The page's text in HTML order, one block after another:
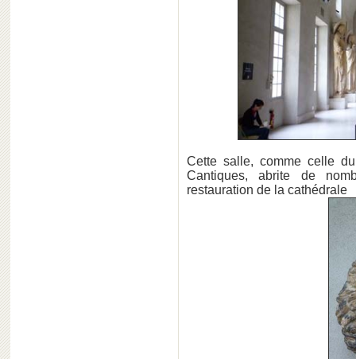
Cette salle, comme celle
Cantiques, abrite de
restauration de la cathédrale